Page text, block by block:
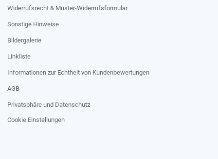
Widerrufsrecht & Muster-Widerrufsformular
Sonstige Hinweise
Bildergalerie
Linkliste
Informationen zur Echtheit von Kundenbewertungen
AGB
Privatsphäre und Datenschutz
Cookie Einstellungen